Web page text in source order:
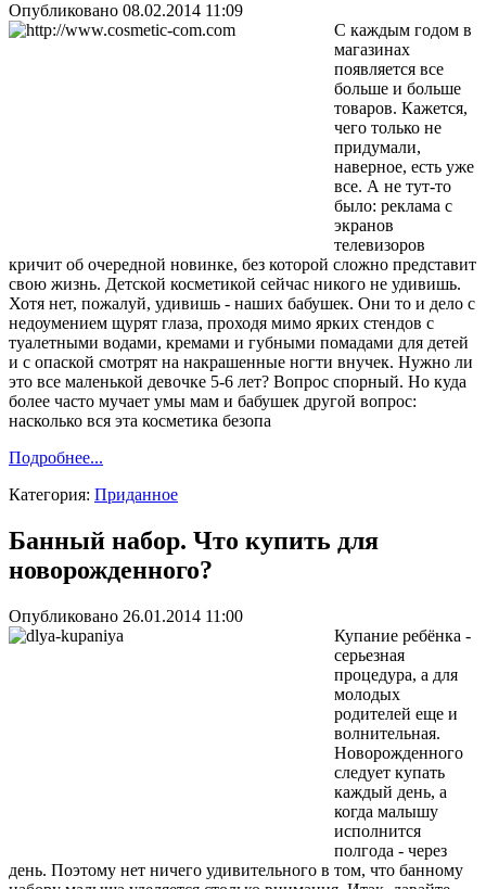
Опубликовано 08.02.2014 11:09
С каждым годом в
магазинах
появляется все
больше и больше
товаров. Кажется,
чего только не
придумали,
наверное, есть уже
все. А не тут-то
было: реклама с
экранов
телевизоров
кричит об очередной новинке, без которой сложно представит
свою жизнь. Детской косметикой сейчас никого не удивишь.
Хотя нет, пожалуй, удивишь - наших бабушек. Они то и дело с
недоумением щурят глаза, проходя мимо ярких стендов с
туалетными водами, кремами и губными помадами для детей
и с опаской смотрят на накрашенные ногти внучек. Нужно ли
это все маленькой девочке 5-6 лет? Вопрос спорный. Но куда
более часто мучает умы мам и бабушек другой вопрос:
насколько вся эта косметика безопа
Подробнее...
Категория: Приданное
Банный набор. Что купить для
новорожденного?
Опубликовано 26.01.2014 11:00
Купание ребёнка -
серьезная
процедура, а для
молодых
родителей еще и
волнительная.
Новорожденного
следует купать
каждый день, а
когда малышу
исполнится
полгода - через
день. Поэтому нет ничего удивительного в том, что банному